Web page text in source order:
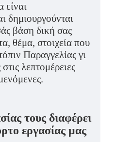
είναι
δημιουργούνται
βάση δική σας
θέμα, στοιχεία που
Παραγγελίας γι
λεπτομέρειες
τους διαφέρει
εργασίας μας